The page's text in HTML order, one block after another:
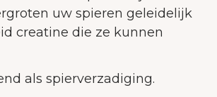
uw spieren geleidelijk
creatine die ze kunnen
als spierverzadiging.